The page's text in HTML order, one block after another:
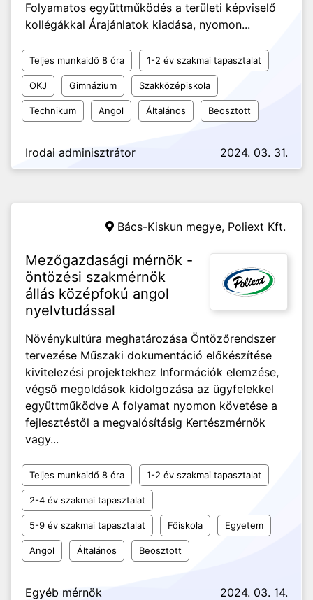
Folyamatos együttműködés a területi képviselő
kollégákkal Árajánlatok kiadása, nyomon...
Teljes munkaidő 8 óra 1-2 év szakmai tapasztalat
OKJ Gimnázium Szakközépiskola
Technikum Angol Általános Beosztott
Irodai adminisztrátor 2024. 03. 31.
Bács-Kiskun megye, Poliext Kft.
Mezőgazdasági mérnök -
öntözési szakmérnök
állás középfokú angol
nyelvtudással
Növénykultúra meghatározása Öntözőrendszer
tervezése Műszaki dokumentáció előkészítése
kivitelezési projektekhez Információk elemzése,
végső megoldások kidolgozása az ügyfelekkel
együttműködve A folyamat nyomon követése a
fejlesztéstől a megvalósításig Kertészmérnök
vagy...
Teljes munkaidő 8 óra 1-2 év szakmai tapasztalat
2-4 év szakmai tapasztalat
5-9 év szakmai tapasztalat Főiskola Egyetem
Angol Általános Beosztott
Egyéb mérnök 2024. 03. 14.